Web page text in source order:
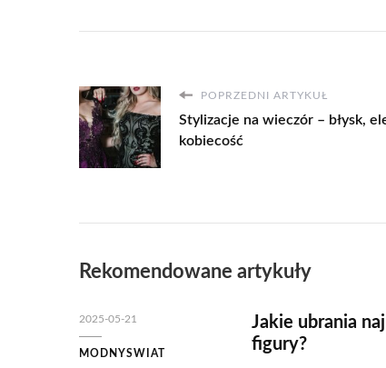
POPRZEDNI ARTYKUŁ
Stylizacje na wieczór – błysk,
kobiecość
Rekomendowane artykuły
2025-05-21
MODNYSWIAT
Jakie ubrania
figury?